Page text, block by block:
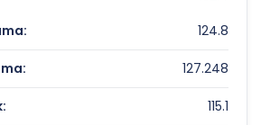
124.8
127.248
115.1